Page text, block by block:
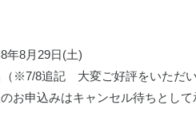
8月29日(土)
※7/8追記 大変ご好評をいただい
お申込みはキャンセル待ちとし